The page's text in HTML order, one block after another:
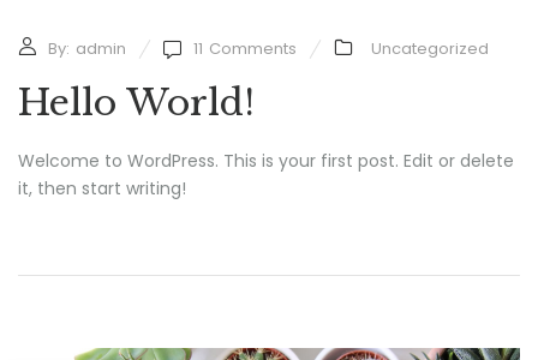
By: admin 11 Comments Uncategorized
Hello World!
Welcome to WordPress. This is your first post. Edit or delete
it, then start writing!